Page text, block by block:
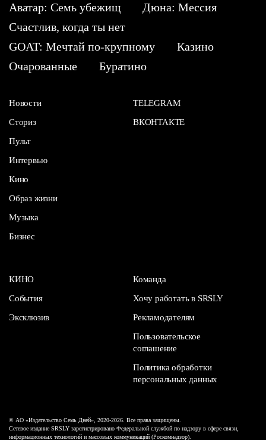
Аватар: Семь убежищ
Дюна: Мессия
Счастлив, когда ты нет
GOAT: Мечтай по-крупному
Казино
Очарованные
Буратино
Новости
Сториз
Пульт
Интервью
Кино
Образ жизни
Музыка
Бизнес
TELEGRAM
ВКОНТАКТЕ
КИНО
События
Эксклюзив
Команда
Хочу работать в SRSLY
Рекламодателям
Пользовательское
соглашение
Политика обработки
персональных данных
© АО «Издательство Семь Дней», 2020-2026. Все права защищены.
Сетевое издание SRSLY зарегистрировано Федеральной службой по надзору в сфере связи,
информационных технологий и массовых коммуникаций (Роскомнадзор).